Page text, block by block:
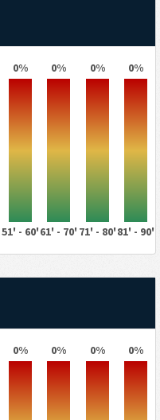
0% 0% 0% 0%
51' - 60'61' - 70' 71' - 80'81' - 90'
0% 0% 0% 0%